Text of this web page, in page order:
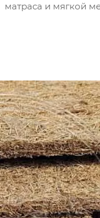
матраса и мягкой